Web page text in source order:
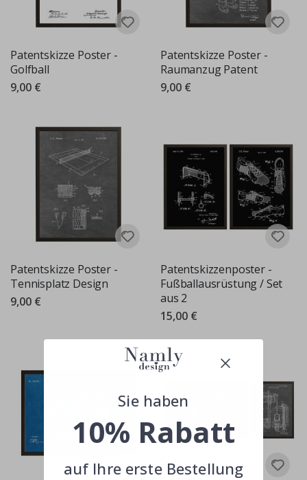
Patentskizze Poster -
Golfball
9,00 €
Patentskizze Poster -
Raumanzug Patent
9,00 €
Patentskizze Poster -
Tennisplatz Design
9,00 €
Patentskizzenposter -
Fußballausrüstung / Set
aus 2
15,00 €
Sie haben
10% Rabatt
auf Ihre erste Bestellung